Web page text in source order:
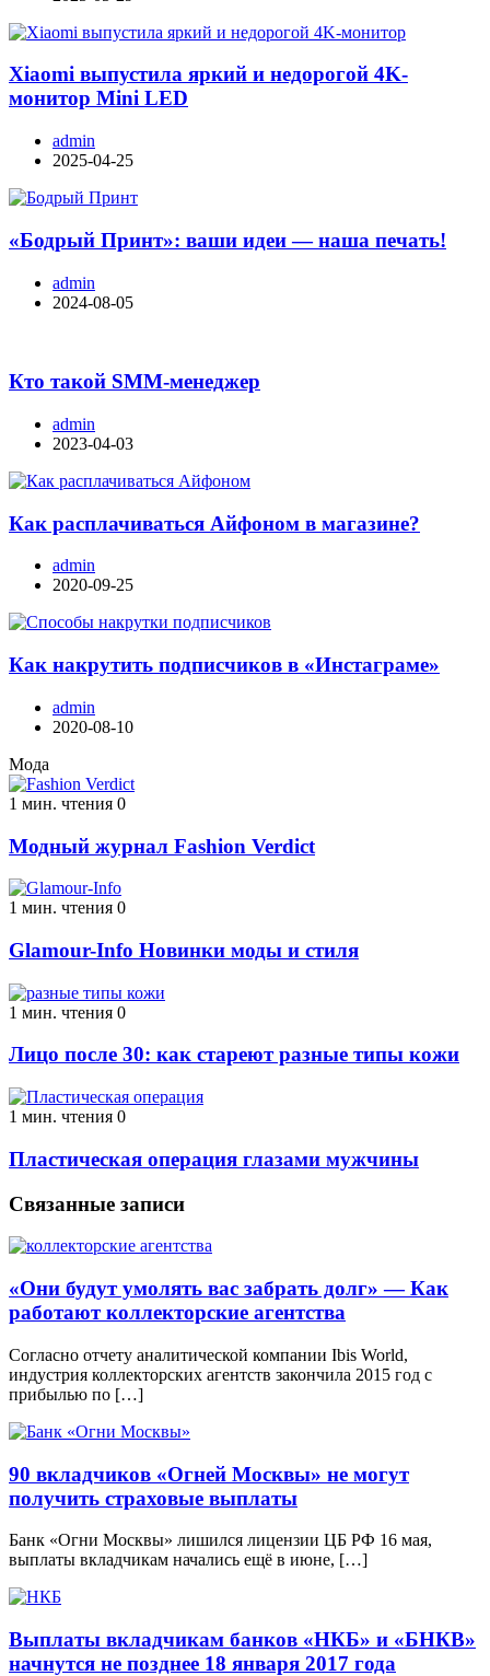
Xiaomi выпустила яркий и недорогой 4K-
монитор Mini LED
admin
2025-04-25
«Бодрый Принт»: ваши идеи — наша печать!
admin
2024-08-05
Кто такой SMM-менеджер
admin
2023-04-03
Как расплачиваться Айфоном в магазине?
admin
2020-09-25
Как накрутить подписчиков в «Инстаграме»
admin
2020-08-10
Мода
1 мин. чтения 0
Модный журнал Fashion Verdict
1 мин. чтения 0
Glamour-Info Новинки моды и стиля
1 мин. чтения 0
Лицо после 30: как стареют разные типы кожи
1 мин. чтения 0
Пластическая операция глазами мужчины
Связанные записи
«Они будут умолять вас забрать долг» — Как
работают коллекторские агентства
Согласно отчету аналитической компании Ibis World,
индустрия коллекторских агентств закончила 2015 год с
прибылью по […]
90 вкладчиков «Огней Москвы» не могут
получить страховые выплаты
Банк «Огни Москвы» лишился лицензии ЦБ РФ 16 мая,
выплаты вкладчикам начались ещё в июне, […]
Выплаты вкладчикам банков «НКБ» и «БНКВ»
начнутся не позднее 18 января 2017 года